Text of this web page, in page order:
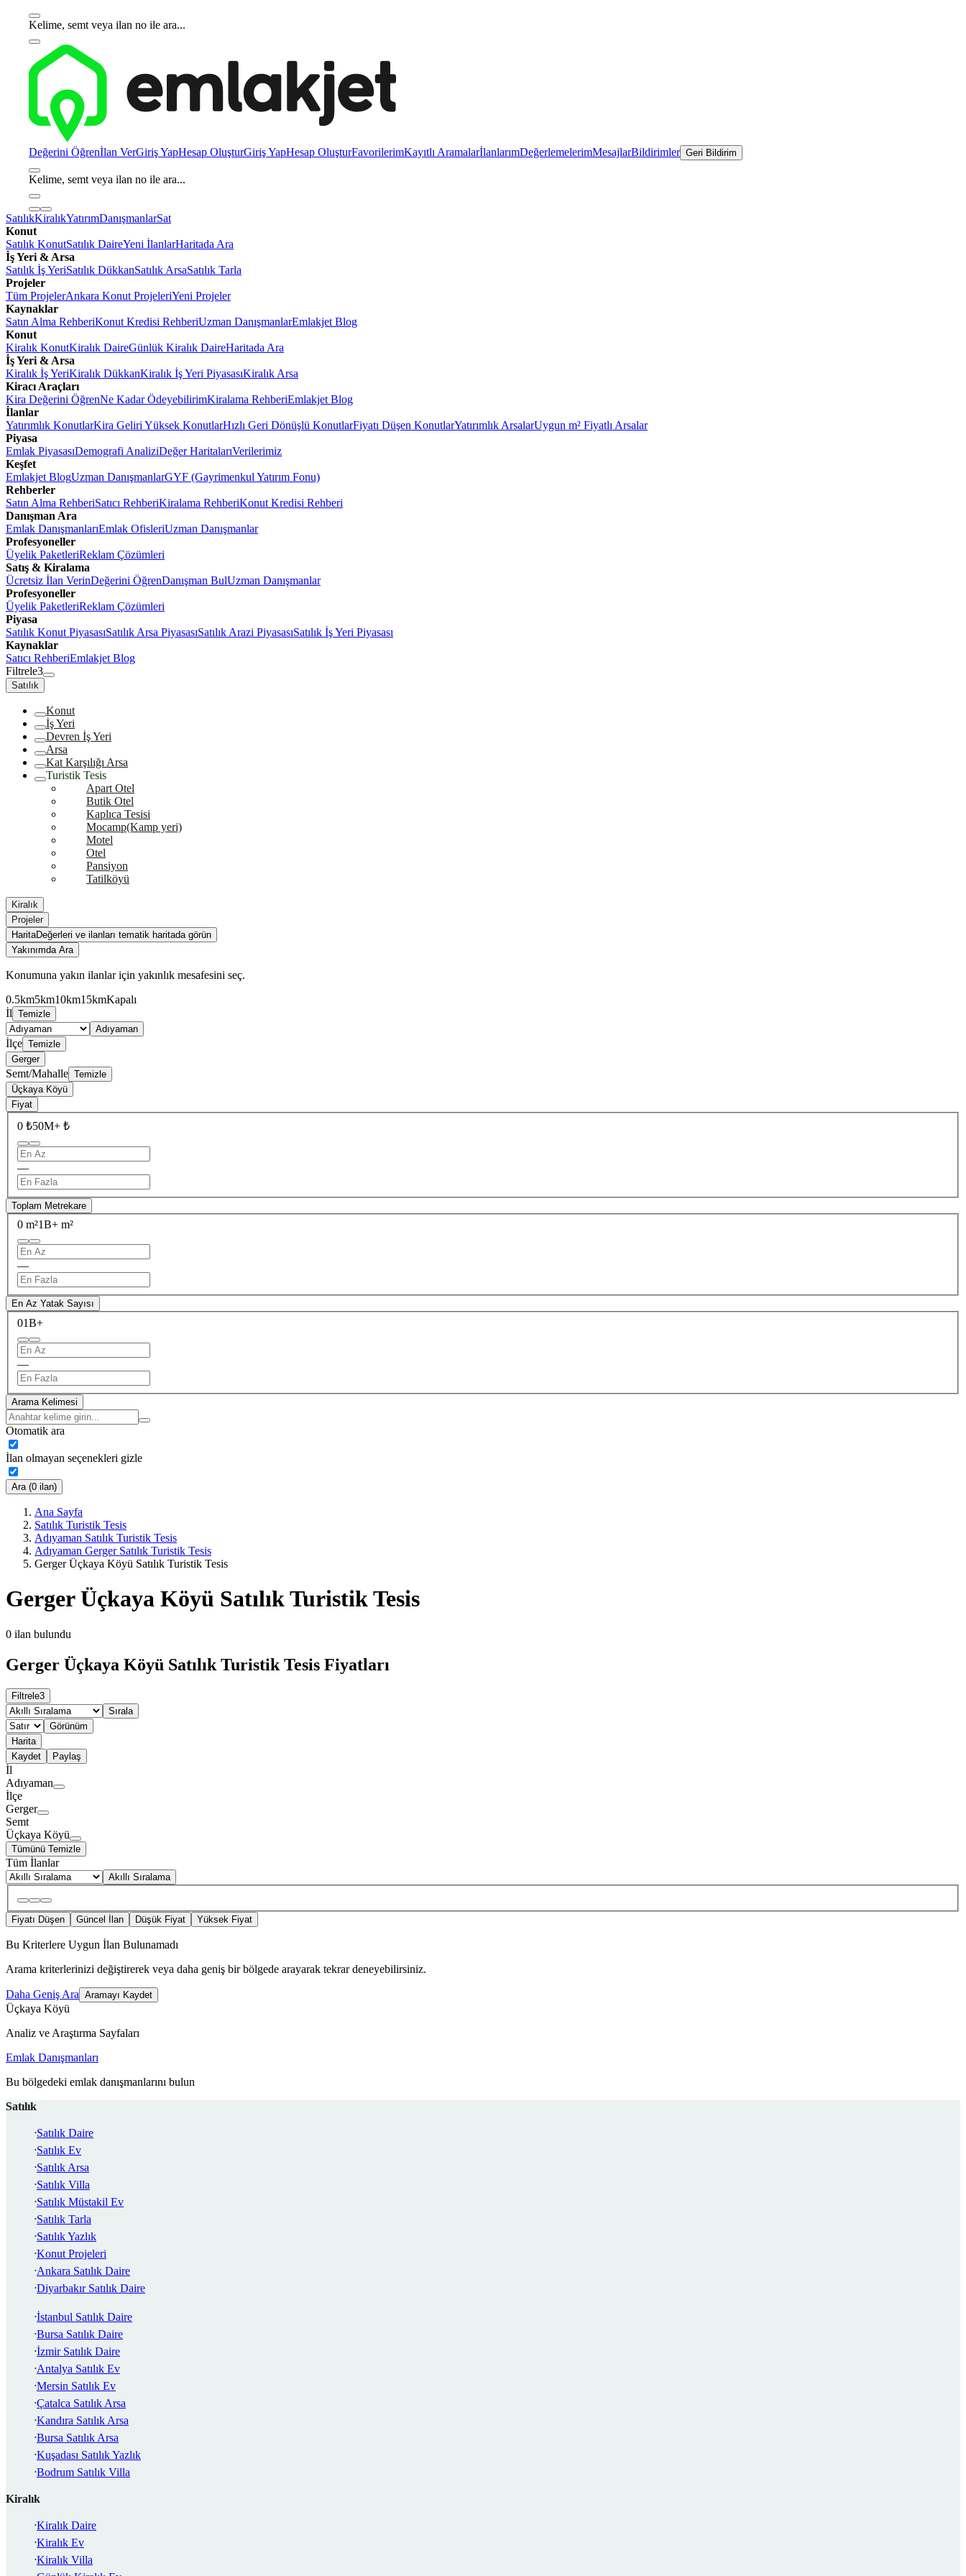
Kelime, semt veya ilan no ile ara...
Değerini Öğrenİlan VerGiriş YapHesap OluşturGiriş YapHesap OluşturFavorilerimKayıtlı AramalarİlanlarımDeğerlemelerimMesajlarBildirimler Geri Bildirim
Kelime, semt veya ilan no ile ara...
SatılıkKiralıkYatırımDanışmanlarSat
Konut
Satılık KonutSatılık DaireYeni İlanlarHaritada Ara
İş Yeri & Arsa
Satılık İş YeriSatılık DükkanSatılık ArsaSatılık Tarla
Projeler
Tüm ProjelerAnkara Konut ProjeleriYeni Projeler
Kaynaklar
Satın Alma RehberiKonut Kredisi RehberiUzman DanışmanlarEmlakjet Blog
Konut
Kiralık KonutKiralık DaireGünlük Kiralık DaireHaritada Ara
İş Yeri & Arsa
Kiralık İş YeriKiralık DükkanKiralık İş Yeri PiyasasıKiralık Arsa
Kiracı Araçları
Kira Değerini ÖğrenNe Kadar ÖdeyebilirimKiralama RehberiEmlakjet Blog
İlanlar
Yatırımlık KonutlarKira Geliri Yüksek KonutlarHızlı Geri Dönüşlü KonutlarFiyatı Düşen KonutlarYatırımlık ArsalarUygun m² Fiyatlı Arsalar
Piyasa
Emlak PiyasasıDemografi AnaliziDeğer HaritalarıVerilerimiz
Keşfet
Emlakjet BlogUzman DanışmanlarGYF (Gayrimenkul Yatırım Fonu)
Rehberler
Satın Alma RehberiSatıcı RehberiKiralama RehberiKonut Kredisi Rehberi
Danışman Ara
Emlak DanışmanlarıEmlak OfisleriUzman Danışmanlar
Profesyoneller
Üyelik PaketleriReklam Çözümleri
Satış & Kiralama
Ücretsiz İlan VerinDeğerini ÖğrenDanışman BulUzman Danışmanlar
Profesyoneller
Üyelik PaketleriReklam Çözümleri
Piyasa
Satılık Konut PiyasasıSatılık Arsa PiyasasıSatılık Arazi PiyasasıSatılık İş Yeri Piyasası
Kaynaklar
Satıcı RehberiEmlakjet Blog
Filtrele3
Satılık
Konut
İş Yeri
Devren İş Yeri
Arsa
Kat Karşılığı Arsa
Turistik Tesis
Apart Otel
Butik Otel
Kaplıca Tesisi
Mocamp(Kamp yeri)
Motel
Otel
Pansiyon
Tatilköyü
Kiralık
Projeler
HaritaDeğerleri ve ilanları tematik haritada görün
Yakınımda Ara
Konumuna yakın ilanlar için yakınlık mesafesini seç.
0.5km5km10km15kmKapalı
İl Temizle
Adıyaman
İlçe Temizle
Gerger
Semt/Mahalle Temizle
Üçkaya Köyü
Fiyat
0 ₺50M+ ₺
—
Toplam Metrekare
0 m²1B+ m²
—
En Az Yatak Sayısı
01B+
—
Arama Kelimesi
Otomatik ara
İlan olmayan seçenekleri gizle
Ara (0 ilan)
Ana Sayfa
Satılık Turistik Tesis
Adıyaman Satılık Turistik Tesis
Adıyaman Gerger Satılık Turistik Tesis
Gerger Üçkaya Köyü Satılık Turistik Tesis
Gerger Üçkaya Köyü Satılık Turistik Tesis
0 ilan bulundu
Gerger Üçkaya Köyü Satılık Turistik Tesis Fiyatları
Filtrele3
Sırala
Görünüm
Harita
Kaydet
Paylaş
İl
Adıyaman
İlçe
Gerger
Semt
Üçkaya Köyü
Tümünü Temizle
Tüm İlanlar
Akıllı Sıralama
Fiyatı Düşen Güncel İlan Düşük Fiyat Yüksek Fiyat
Bu Kriterlere Uygun İlan Bulunamadı
Arama kriterlerinizi değiştirerek veya daha geniş bir bölgede arayarak tekrar deneyebilirsiniz.
Daha Geniş Ara Aramayı Kaydet
Üçkaya Köyü
Analiz ve Araştırma Sayfaları
Emlak Danışmanları
Bu bölgedeki emlak danışmanlarını bulun
Satılık
Satılık Daire
Satılık Ev
Satılık Arsa
Satılık Villa
Satılık Müstakil Ev
Satılık Tarla
Satılık Yazlık
Konut Projeleri
Ankara Satılık Daire
Diyarbakır Satılık Daire
İstanbul Satılık Daire
Bursa Satılık Daire
İzmir Satılık Daire
Antalya Satılık Ev
Mersin Satılık Ev
Çatalca Satılık Arsa
Kandıra Satılık Arsa
Bursa Satılık Arsa
Kuşadası Satılık Yazlık
Bodrum Satılık Villa
Kiralık
Kiralık Daire
Kiralık Ev
Kiralık Villa